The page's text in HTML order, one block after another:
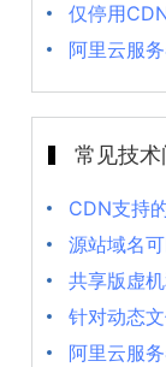
仅停用
阿里云服
常见技术
CDN支持
源站域名
共享版虚
针对动态
阿里云服